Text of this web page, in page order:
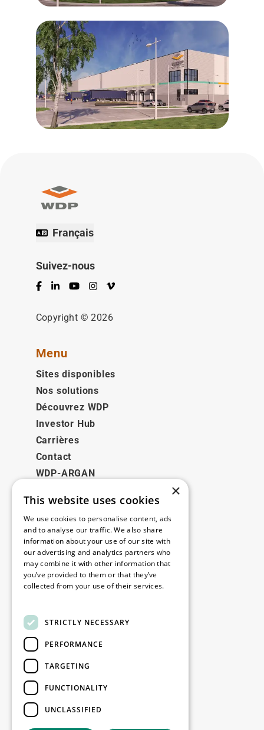
Français
Suivez-nous
Facebook
LinkedInYouTubeInstagram
Vimeo
Copyright © 2026
Menu
Sites disponibles
Nos solutions
Découvrez WDP
Investor Hub
Carrières
Contact
WDP-ARGAN
Juridique
Disclaimer
Politique de confidentialité
Cookie Policy
Contact
Restez informé
Restez à jour : inscrivez-vous à nos
newsletters Marketing
×
This website uses cookies
We use cookies to personalise content, ads
and to analyse our traffic. We also share
information about your use of our site with
our advertising and analytics partners who
may combine it with other information that
you’ve provided to them or that they’ve
collected from your use of their services.
STRICTLY NECESSARY
PERFORMANCE
TARGETING
FUNCTIONALITY
UNCLASSIFIED